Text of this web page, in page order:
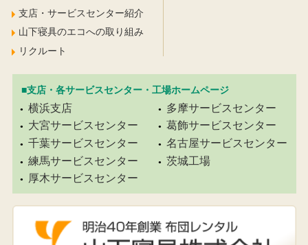
支店・サービスセンター紹介
山下寝具のエコへの取り組み
リクルート
■支店・各サービスセンター・工場ホームページ
横浜支店
大宮サービスセンター
千葉サービスセンター
練馬サービスセンター
厚木サービスセンター
多摩サービスセンター
葛飾サービスセンター
名古屋サービスセンター
茨城工場